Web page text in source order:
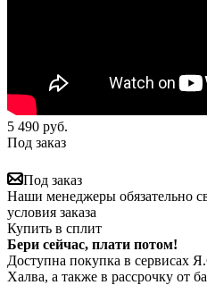
5 490 руб.
Под заказ
Под заказ
Наши менеджеры обязательно
условия заказа
Купить в сплит
Бери сейчас, плати потом!
Доступна покупка в сервисах
Халва, а также в рассрочку от